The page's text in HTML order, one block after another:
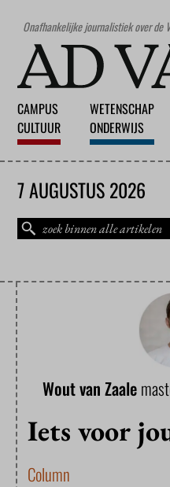
Onafhankelijke journalistiek over de
CAMPUS
CULTUUR
WETENSCHAP
ONDERWIJS
7 AUGUSTUS 2026
Wout van Zaale
Iets voor
Column